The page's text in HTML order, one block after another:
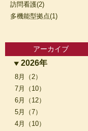
訪問看護(2)
多機能型拠点(1)
アーカイブ
2026年
8月（2）
7月（10）
6月（12）
5月（7）
4月（10）